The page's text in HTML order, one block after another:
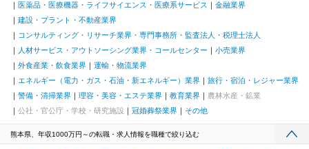
医薬品・医療機器・ライフサイエンス・医療系サービス
金融業界
建設・プラント・不動産業界
コンサルティング・リサーチ業界・専門事務所・監査法人・税理士法人
人材サービス・アウトソーシング業界・コールセンター
小売業界
外食産業・飲食業界
運輸・物流業界
エネルギー（電力・ガス・石油・新エネルギー）業界
旅行・宿泊・レジャー業界
警備・清掃業界
理容・美容・エステ業界 教育業界
農林水産・鉱業
公社・官公庁・学校・研究施設
冠婚葬祭業界 その他
熊本県、年収1000万円～の転職・求人情報を職種で絞り込む